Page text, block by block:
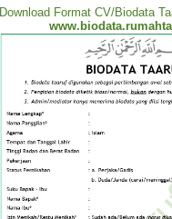
Download Format CV/Biodata